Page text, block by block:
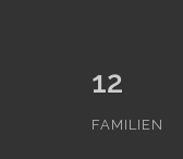
12
FAMILIEN